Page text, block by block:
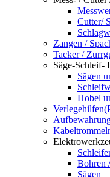
Cutter/
Zangen /
Tacker /
Säge-Schleif-
Sägen
Hobel
Bohren
Sägen